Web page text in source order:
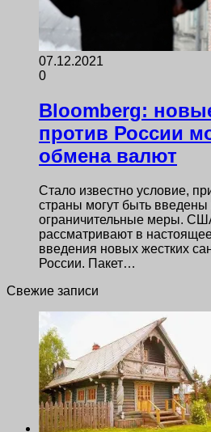
07.12.2021
0
Bloomberg:
против России
обмена валют
Стало известно условие,
страны могут быть
ограничительные меры.
рассматривают в
введения новых жестких
России. Пакет…
Свежие записи